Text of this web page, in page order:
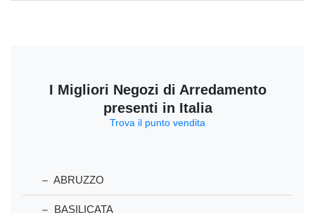
I Migliori Negozi di Arredamento
presenti in Italia
Trova il punto vendita
ABRUZZO
BASILICATA